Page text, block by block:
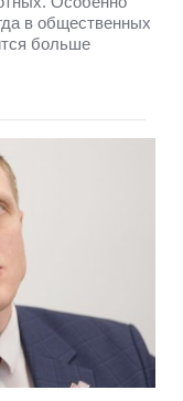
в общественных
больше